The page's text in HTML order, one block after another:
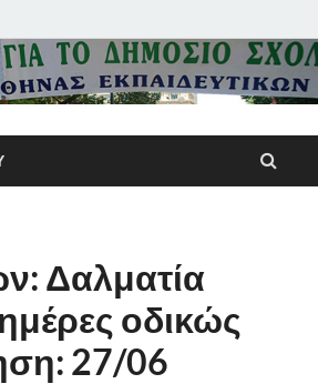
Α΄
Αθηνών
Π.Ε.
Δαλματία
οδικώς
27/06